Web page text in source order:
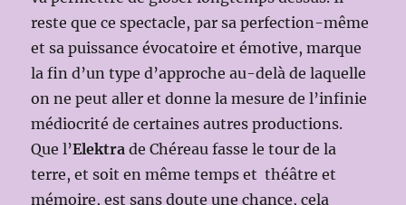
reste que ce spectacle, par sa perfection-même
et sa puissance évocatoire et émotive, marque
la fin d’un type d’approche au-delà de laquelle
on ne peut aller et donne la mesure de l’infinie
médiocrité de certaines autres productions.
Que l’Elektra de Chéreau fasse le tour de la
terre, et soit en même temps et théâtre et
mémoire, est sans doute une chance, cela